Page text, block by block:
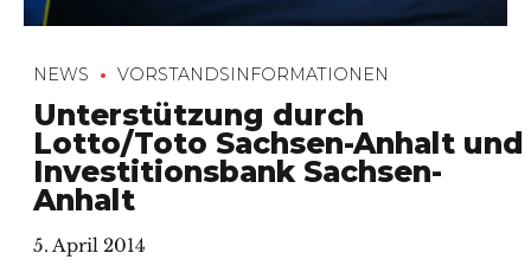
NEWS VORSTANDSINFORMATIONEN
Unterstützung durch
Lotto/Toto Sachsen-Anhalt und
Investitionsbank Sachsen-
Anhalt
5. April 2014